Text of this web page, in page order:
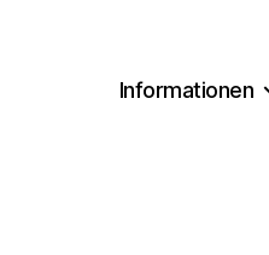
Informationen